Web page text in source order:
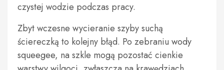
czystej wodzie podczas pracy.
Zbyt wczesne wycieranie szyby suchą
ściereczką to kolejny błąd. Po zebraniu wody
squeegee, na szkle mogą pozostać cienkie